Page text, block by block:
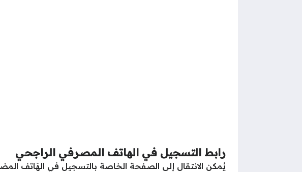
رابط التسجيل في الهاتف المصرفي الراجحي
يُمكن الانتقال إلى الصفحة الخاصة بالتسجيل في الهَاتف